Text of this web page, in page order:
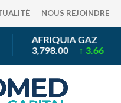
NOUS REJOINDRE
AFRIQUIA GAZ
3,798.00↑ 3.66